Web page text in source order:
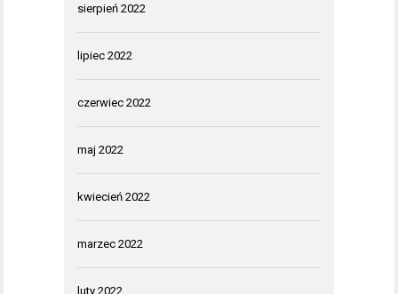
sierpień 2022
lipiec 2022
czerwiec 2022
maj 2022
kwiecień 2022
marzec 2022
luty 2022